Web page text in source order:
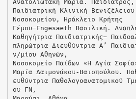
Ανατολιωτάκη Μαρία.
Παιδιατρική Κλινική Βενιζέλειου
Νοσοκομείου, Ηράκλειο Κρήτης
Γέμου−Engesaeth Βασιλική.
Καθηγήτρια Παιδιατρικής−
πληρώτρια Διευθύντρια Α’
ν/μίου Αθηνών,
Νοσοκομείο Παίδων «Η Αγία
Μαρία Δαιμονάκου-Βατοπούλου.
ευθύντρια Παθολογοανατομικού
ου ΓΝ,